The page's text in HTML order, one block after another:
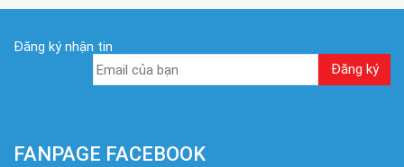
Đăng ký nhận tin
FANPAGE FACEBOOK